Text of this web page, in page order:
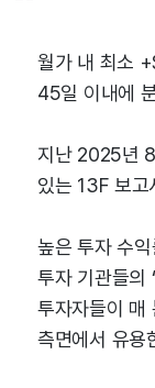
월가 내 최소
45일 이내에
지난 2025년
있는 13F 보고
높은 투자 수
투자 기관들의
투자자들이 매
측면에서 유용